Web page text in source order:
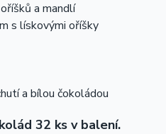
a mandlí
s lískovými oříšky
a bílou čokoládou
32 ks v balení.